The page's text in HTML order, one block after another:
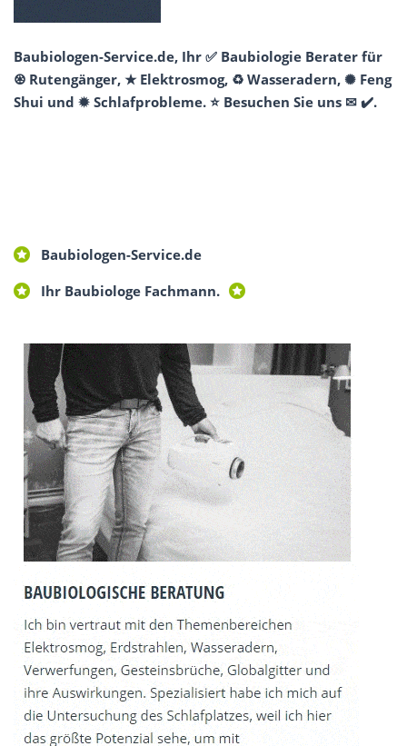
Baubiologen-Service.de, Ihr ✅ Baubiologie Berater für
♼ Rutengänger, ★ Elektrosmog, ♻ Wasseradern, ✺ Feng
Shui und ✹ Schlafprobleme. ⭐ Besuchen Sie uns ✉ ✔️.
Baubiologen-Service.de
Ihr Baubiologe Fachmann.